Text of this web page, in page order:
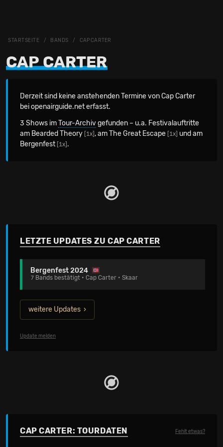
STARTSEITE BANDS CAP CARTER
CAP CARTER
Derzeit sind keine anstehenden Termine von Cap Carter
bei openairguide.net erfasst.
3 Shows imTour-Archivgefunden – u.a. Festivalauftritte
am Bearded Theory [1x] , am The Great Escape [1x] und am
Bergenfest [1x] .
LETZTE UPDATES ZU CAP CARTER
Bergenfest 2024
7 Bands bestätigt • Cap Carter • Skaar
weitere Updates
Update melden
CAP CARTER: TOURDATEN Fehlt etwas?